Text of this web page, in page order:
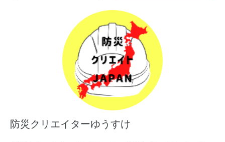
職務ストレス管理士
ヒーリングライフスタイル親育担当
橿原市出前講座担当
ブレイン体操ブレイン瞑想、へそヒーリングなど腸脳活性
青少年自立援助ホームなど福祉関係にも勤務
防災クリエイターゆうすけ